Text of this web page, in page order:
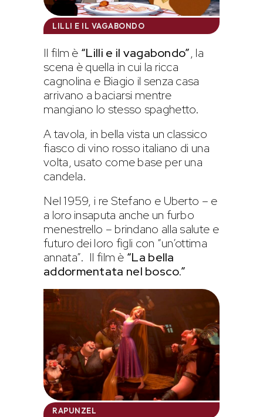
LILLI E IL VAGABONDO
Il film è “Lilli e il vagabondo”, la
scena è quella in cui la ricca
cagnolina e Biagio il senza casa
arrivano a baciarsi mentre
mangiano lo stesso spaghetto.
A tavola, in bella vista un classico
fiasco di vino rosso italiano di una
volta, usato come base per una
candela.
Nel 1959, i re Stefano e Uberto – e
a loro insaputa anche un furbo
menestrello – brindano alla salute e
futuro dei loro figli con “un’ottima
annata”. Il film è “La bella
addormentata nel bosco.”
RAPUNZEL